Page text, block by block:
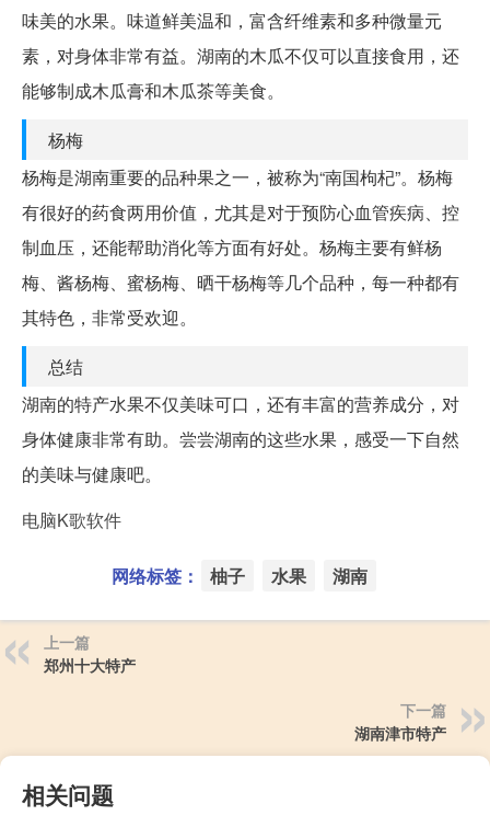
味美的水果。味道鲜美温和，富含纤维素和多种微量元
素，对身体非常有益。湖南的木瓜不仅可以直接食用，还
能够制成木瓜膏和木瓜茶等美食。
杨梅
杨梅是湖南重要的品种果之一，被称为“南国枸杞”。杨梅
有很好的药食两用价值，尤其是对于预防心血管疾病、控
制血压，还能帮助消化等方面有好处。杨梅主要有鲜杨
梅、酱杨梅、蜜杨梅、晒干杨梅等几个品种，每一种都有
其特色，非常受欢迎。
总结
湖南的特产水果不仅美味可口，还有丰富的营养成分，对
身体健康非常有助。尝尝湖南的这些水果，感受一下自然
的美味与健康吧。
电脑K歌软件
网络标签： 柚子 水果 湖南
上一篇
郑州十大特产
下一篇
湖南津市特产
相关问题